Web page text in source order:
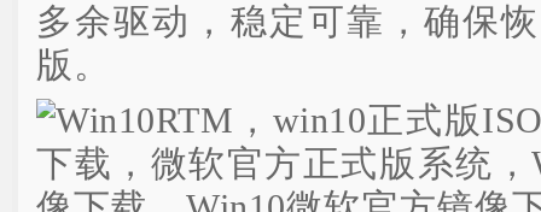
多余驱动，稳定可靠，确保
版。